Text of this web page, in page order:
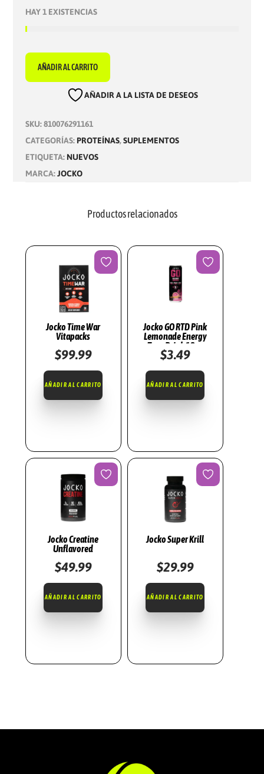
HAY 1 EXISTENCIAS
AÑADIR AL CARRITO
AÑADIR A LA LISTA DE DESEOS
SKU:810076291161
CATEGORÍAS: PROTEÍNAS,SUPLEMENTOS
ETIQUETA: NUEVOS
MARCA:JOCKO
Productos relacionados
Jocko Time War
Vitapacks
$99.99
AÑADIR AL CARRITO
Jocko GO RTD Pink
Lemonade Energy
Type Drink 12oz
$3.49
AÑADIR AL CARRITO
Jocko Creatine
Unflavored
$49.99
AÑADIR AL CARRITO
Jocko Super Krill
$29.99
AÑADIR AL CARRITO